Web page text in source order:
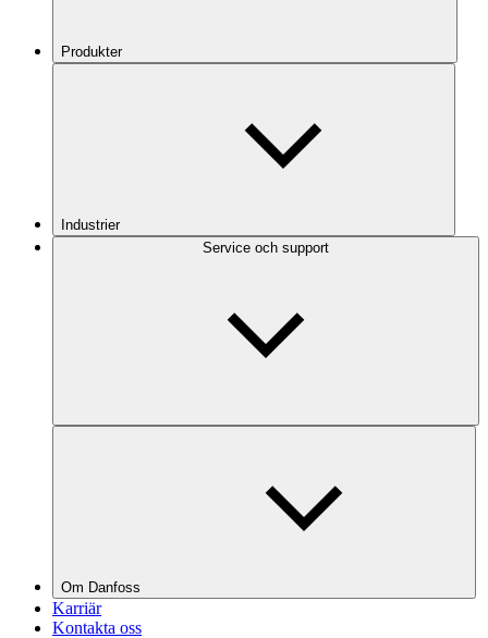
Produkter
Industrier
Service och support
Om Danfoss
Karriär
Kontakta oss